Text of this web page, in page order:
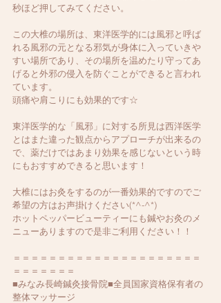
秒ほど押してみてください。
この大椎の場所は、東洋医学的には風邪と呼ば
れる風邪の元となる邪気が身体に入っていきや
すい場所であり、その場所を温めたり守ってあ
げると外邪の侵入を防ぐことができると言われ
ています。
頭痛や肩こりにも効果的です☆
東洋医学的な「風邪」に対する所見は西洋医学
とはまた違った観点からアプローチが出来るの
で、薬だけではあまり効果を感じないという時
にもおすすめできると思います！
大椎にはお灸をするのが一番効果的ですのでご
希望の方はお声掛けください(*^-^*)
ホットペッパービューティーにも鍼やお灸のメ
ニューありますので是非ご利用ください！！
＝＝＝＝＝＝＝＝＝＝＝＝＝＝＝＝＝＝＝＝＝
＝＝＝＝＝＝＝
■みなみ長崎鍼灸接骨院■全員国家資格保有者の
整体マッサージ